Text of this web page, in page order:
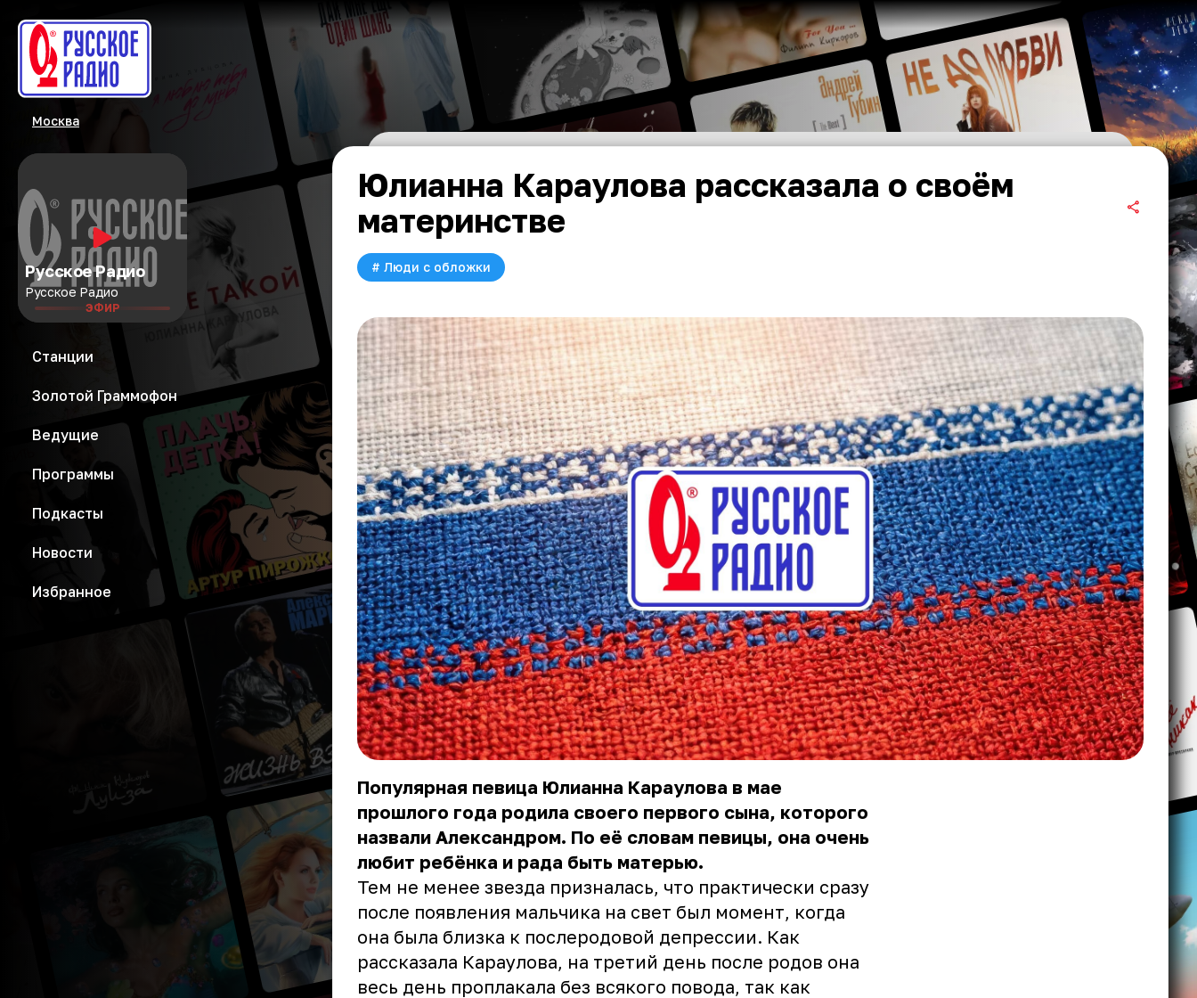
Москва
Русское Радио
Русское Радио
ЭФИР
Станции
Золотой Граммофон
Ведущие
Программы
Подкасты
Новости
Избранное
Юлианна Караулова рассказала о своём
материнстве
# Люди с обложки
Популярная певица Юлианна Караулова в мае
прошлого года родила своего первого сына, которого
назвали Александром. По её словам певицы, она очень
любит ребёнка и рада быть матерью.
Тем не менее звезда призналась, что практически сразу
после появления мальчика на свет был момент, когда
она была близка к послеродовой депрессии. Как
рассказала Караулова, на третий день после родов она
весь день проплакала без всякого повода, так как